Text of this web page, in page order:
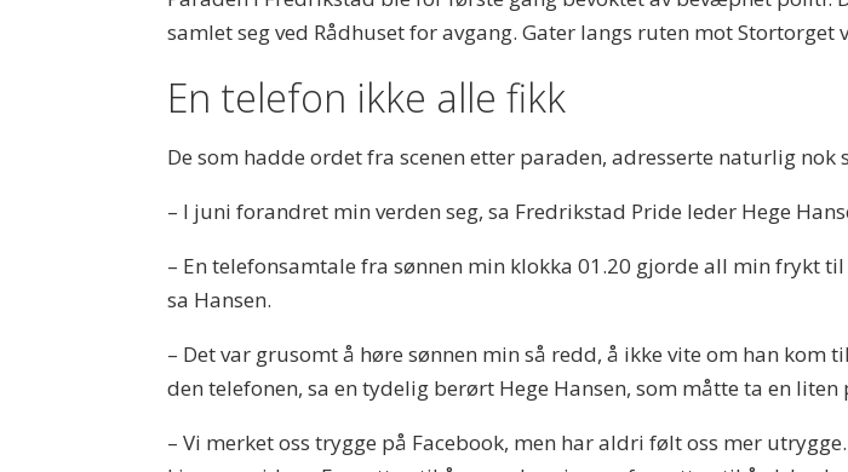
samlet seg ved Rådhuset for avgang. Gater langs ruten mot
En telefon ikke alle fikk
De som hadde ordet fra scenen etter paraden, adresserte naturlig nok
– I juni forandret min verden seg, sa Fredrikstad Pride leder Hege
– En telefonsamtale fra sønnen min klokka 01.20 gjorde all min frykt
sa Hansen.
– Det var grusomt å høre sønnen min så redd, å ikke vite om han
den telefonen, sa en tydelig berørt Hege Hansen, som måtte ta en
– Vi merket oss trygge på Facebook, men har aldri følt oss mer